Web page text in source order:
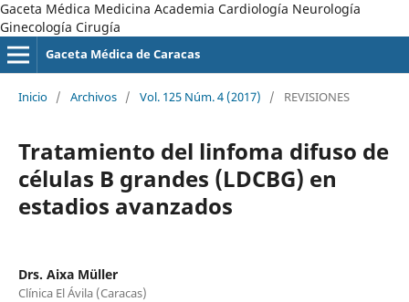
Gaceta Médica Medicina Academia Cardiología Neurología
Ginecología Cirugía
Gaceta Médica de Caracas
Inicio / Archivos / Vol. 125 Núm. 4 (2017) / REVISIONES
Tratamiento del linfoma difuso de
células B grandes (LDCBG) en
estadios avanzados
Drs. Aixa Müller
Clínica El Ávila (Caracas)